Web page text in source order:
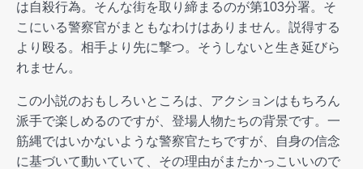
は自殺行為。そんな街を取り締まるのが第103分署。そ
こにいる警察官がまともなわけはありません。説得する
より殴る。相手より先に撃つ。そうしないと生き延びら
れません。
この小説のおもしろいところは、アクションはもちろん
派手で楽しめるのですが、登場人物たちの背景です。一
筋縄ではいかないような警察官たちですが、自身の信念
に基づいて動いていて、その理由がまたかっこいいので